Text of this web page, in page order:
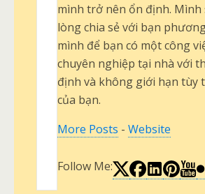
mình trở nên ổn định. Mình
lòng chia sẻ với bạn
mình để bạn có một công
chuyên nghiệp tại nhà với
định và không giới hạn tùy
của bạn.
More Posts -Website
Follow Me: